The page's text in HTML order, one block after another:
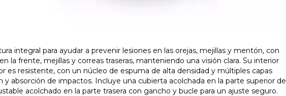
integral para ayudar a prevenir lesiones en las orejas, mejillas y mentón, con
la frente, mejillas y correas traseras, manteniendo una visión clara. Su interior
es resistente, con un núcleo de espuma de alta densidad y múltiples capas
y absorción de impactos. Incluye una cubierta acolchada en la parte superior de
acolchado en la parte trasera con gancho y bucle para un ajuste seguro.